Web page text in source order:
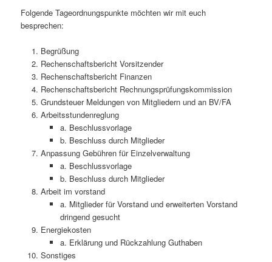
Folgende Tageordnungspunkte möchten wir mit euch
besprechen:
Begrüßung
Rechenschaftsbericht Vorsitzender
Rechenschaftsbericht Finanzen
Rechenschaftsbericht Rechnungsprüfungskommission
Grundsteuer Meldungen von Mitgliedern und an BV/FA
Arbeitsstundenreglung
a. Beschlussvorlage
b. Beschluss durch Mitglieder
Anpassung Gebühren für Einzelverwaltung
a. Beschlussvorlage
b. Beschluss durch Mitglieder
Arbeit im vorstand
a. Mitglieder für Vorstand und erweiterten Vorstand
dringend gesucht
Energiekosten
a. Erklärung und Rückzahlung Guthaben
Sonstiges